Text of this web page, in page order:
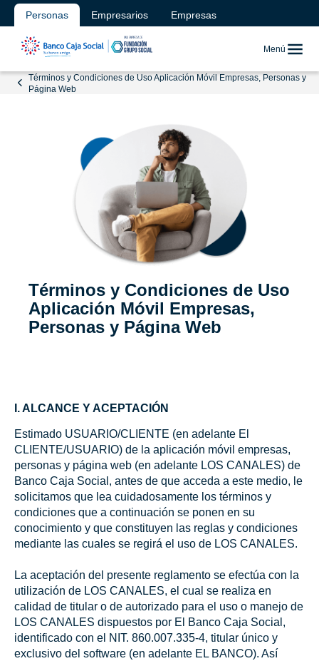
Personas Empresarios Empresas
Menú
Términos y Condiciones de Uso Aplicación Móvil Empresas, Personas y
Página Web
Términos y Condiciones de Uso
Aplicación Móvil Empresas,
Personas y Página Web
I. ALCANCE Y ACEPTACIÓN
Estimado USUARIO/CLIENTE (en adelante El
CLIENTE/USUARIO) de la aplicación móvil empresas,
personas y página web (en adelante LOS CANALES) de
Banco Caja Social, antes de que acceda a este medio, le
solicitamos que lea cuidadosamente los términos y
condiciones que a continuación se ponen en su
conocimiento y que constituyen las reglas y condiciones
mediante las cuales se regirá el uso de LOS CANALES.
La aceptación del presente reglamento se efectúa con la
utilización de LOS CANALES, el cual se realiza en
calidad de titular o de autorizado para el uso o manejo de
LOS CANALES dispuestos por El Banco Caja Social,
identificado con el NIT. 860.007.335-4, titular único y
exclusivo del software (en adelante EL BANCO). Así